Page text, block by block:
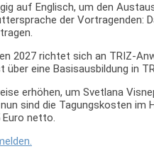
auf Englisch, um den
der Vortragenden:
2027 richtet sich an TRIZ-
über eine Basisausbildung in
erhöhen, um Svetlana
sind die Tagungskosten
netto.